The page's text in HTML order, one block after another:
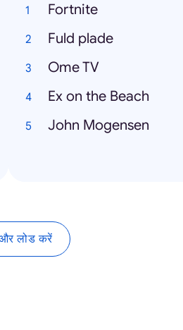
Fortnite
Fuld plade
Ome TV
Ex on the Beach
John Mogensen
लोड करें